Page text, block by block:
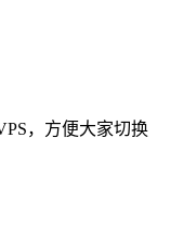
，方便大家切换